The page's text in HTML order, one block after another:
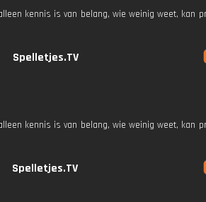
kennis is van belang, wie weinig weet, kan
Spelletjes.TV
kennis is van belang, wie weinig weet, kan
Spelletjes.TV